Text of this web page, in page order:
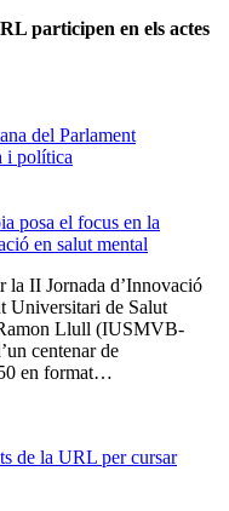
participen en els actes
del Parlament
i política
posa el focus en la
en salut mental
la II Jornada d’Innovació
Universitari de Salut
Llull (IUSMVB-
centenar de
en format…
de la URL per cursar